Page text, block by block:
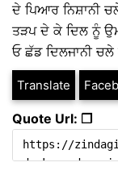
ਦੇ ਪਿਆਰ ਨਿਸ਼ਾਨੀ
ਤੜਪ ਦੇ ਕੇ ਦਿਲ ਨੂੰ
ਓ ਛੱਡ ਦਿਲਜਾਨੀ ਚਲੇ
Translate
Quote Url: ❐